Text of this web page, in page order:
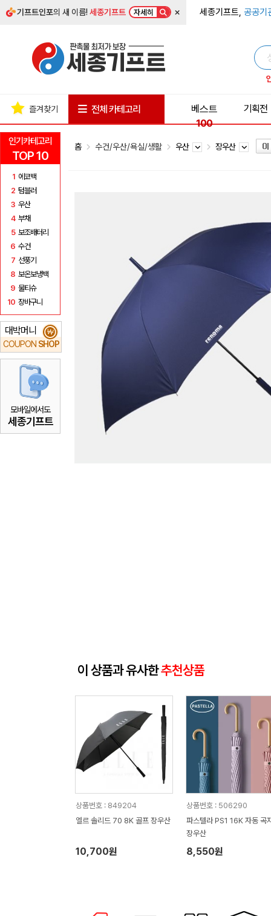
기프트인포의 새 이름!세종기프트 자세히 × 세종기프트, 공공기
인기카테고리
TOP 10
1 에코백
2 텀블러
3 우산
4 부채
5 보조배터리
6 수건
7 선풍기
8 보온보냉백
9 물티슈
10 장바구니
대박머니
COUPON SHOP
₩
모바일에서도
세종기프트
즐겨찾기 전체 카테고리
베스트
100
기획전
홈 수건/우산/욕실/생활 우산 장우산
이 상품과 유사한추천상품
상품번호 : 849204
엘르 솔리드 70 8K 골프 장우산
10,700원
상품번호 : 506290
파스텔라 PS1 16K 자동 곡
장우산
8,550원